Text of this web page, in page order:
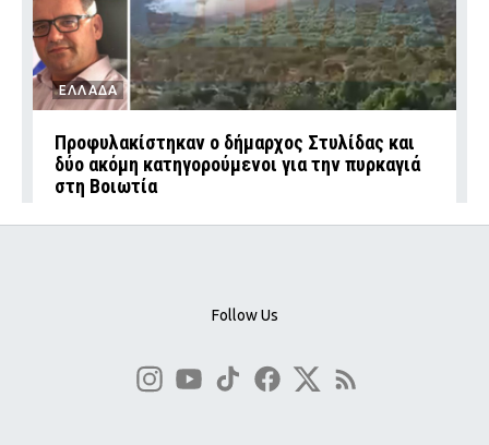
ΕΛΛΑΔΑ
Προφυλακίστηκαν ο δήμαρχος Στυλίδας και
δύο ακόμη κατηγορούμενοι για την πυρκαγιά
στη Βοιωτία
Follow Us